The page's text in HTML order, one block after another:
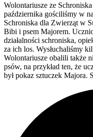
Wolontariusze ze
października gościliśmy w
Schroniska dla Zwierząt w
Bibi i psem Majorem.
działalności schroniska,
za ich los. Wysłuchaliśmy
Wolontariusze obalili także
psów, na przykład ten, że
był pokaz sztuczek Majora.